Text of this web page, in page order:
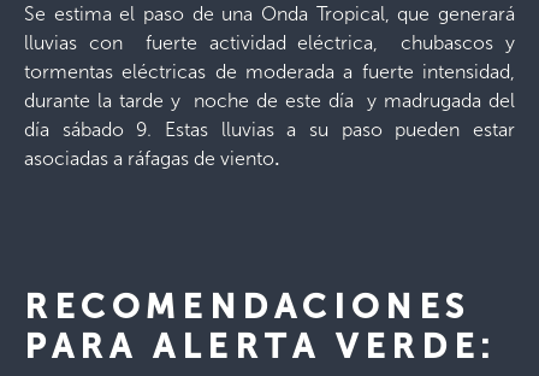
Se estima el paso de una Onda Tropical, que generará
lluvias con fuerte actividad eléctrica, chubascos y
tormentas eléctricas de moderada a fuerte intensidad,
durante la tarde y noche de este día y madrugada del
día sábado 9. Estas lluvias a su paso pueden estar
asociadas a ráfagas de viento.
RECOMENDACIONES
PARA ALERTA VERDE: